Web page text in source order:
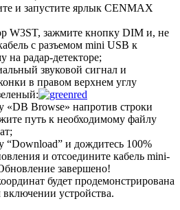
и запустите ярлык CENMAX
W3ST, зажмите кнопку DIM и, не
с разъемом mini USB к
на радар-детекторе;
звуковой сигнал и
в правом верхнем углу
«DB Browse» напротив строки
путь к необходимому файлу
и дождитесь 100%
и отсоедините кабель mini-
завершено!
будет продемонстрирована
устройства.